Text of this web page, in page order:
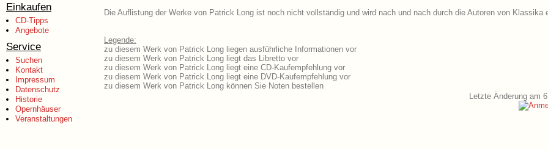
Einkaufen
CD-Tipps
Angebote
Service
Suchen
Kontakt
Impressum
Datenschutz
Historie
Opernhäuser
Veranstaltungen
Die Auflistung der Werke von Patrick Long ist noch nicht vollständig und wird nach und nach durch die Autoren von Klassika
Legende:
zu diesem Werk von Patrick Long liegen ausführliche Informationen vor
zu diesem Werk von Patrick Long liegt das Libretto vor
zu diesem Werk von Patrick Long liegt eine CD-Kaufempfehlung vor
zu diesem Werk von Patrick Long liegt eine DVD-Kaufempfehlung vor
zu diesem Werk von Patrick Long können Sie Noten bestellen
Letzte Änderung am